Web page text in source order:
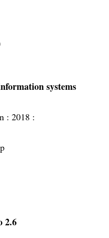
systems
: 2018 :
2.6